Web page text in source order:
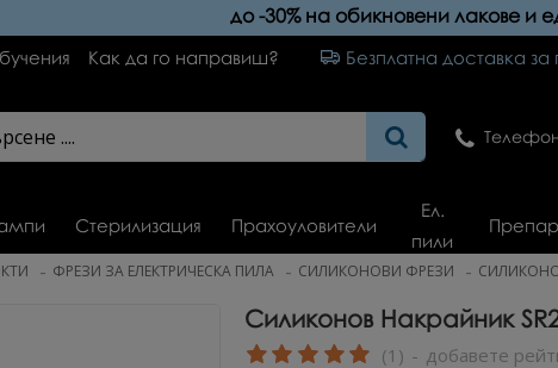
до -30% на обикновени лакове и
Как да го направиш? Безплатна доставка за
Стерилизация Прахоуловители
Ел.
пили
ФРЕЗИ ЗА ЕЛЕКТРИЧЕСКА ПИЛА СИЛИКОНОВИ ФРЕЗИ
Силиконов Накрайник
(1) - добавете